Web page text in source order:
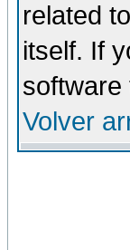
related
itself. If
software
Volver